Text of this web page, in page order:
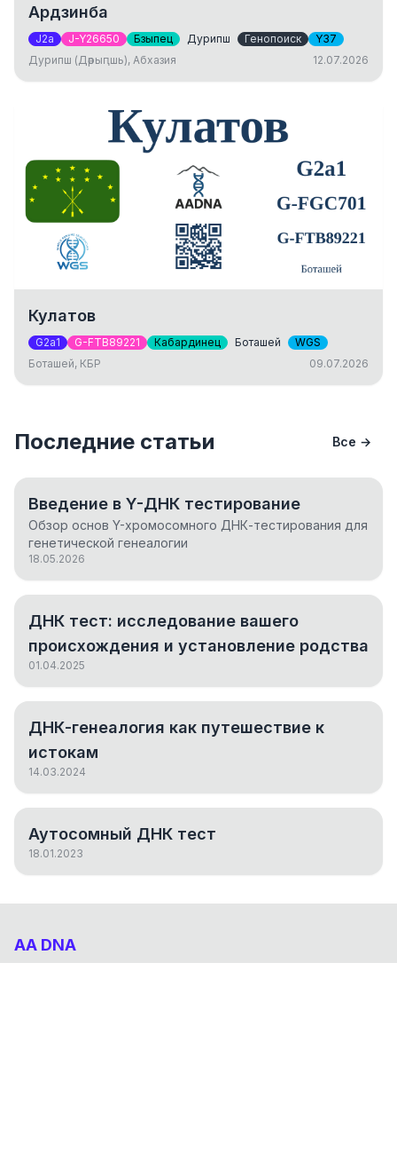
Ардзинба
J2a J-Y26650 Бзыпец Дурипш Генопоиск
Y37
Дурипш (Дәрыԥшь), Абхазия
12.07.2026
Кулатов
G2a1 G-FTB89221 Кабардинец Боташей
WGS
Боташей, КБР
09.07.2026
Последние статьи Все →
Введение в Y-ДНК тестирование
Обзор основ Y-хромосомного ДНК-тестирования для
генетической генеалогии
18.05.2026
ДНК тест: исследование вашего
происхождения и установление родства
01.04.2025
ДНК-генеалогия как путешествие к
истокам
14.03.2024
Аутосомный ДНК тест
18.01.2023
AA DNA